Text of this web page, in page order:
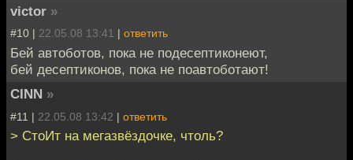
victor »
#10 | 22.05.08 13:41 | ответить
Бей автоботов, пока не подесептиконеют,
бей десептиконов, пока не поавтоботают!
CINN »
#11 | 22.05.08 13:42 | ответить
> СтоИт на мегазвёздочке, чтоль?